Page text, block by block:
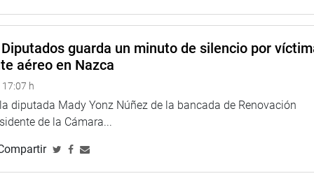
guarda un minuto de silencio por
aéreo en Nazca
h
diputada Mady Yonz Núñez de la bancada de Renovación
de la Cámara...